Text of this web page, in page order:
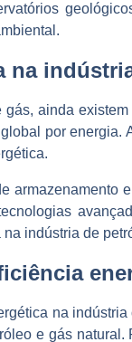
na
ainda
por
indústria de
na
e gás